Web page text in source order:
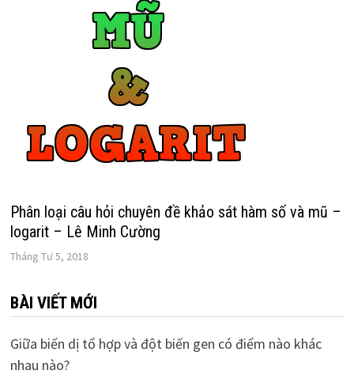
Phân loại câu hỏi chuyên đề khảo sát hàm số và mũ –
logarit – Lê Minh Cường
Tháng Tư 5, 2018
BÀI VIẾT MỚI
Giữa biến dị tổ hợp và đột biến gen có điểm nào khác
nhau nào?